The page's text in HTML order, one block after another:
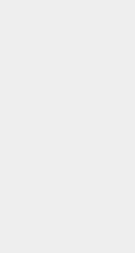
engelska
sjukdom stärkt
information!